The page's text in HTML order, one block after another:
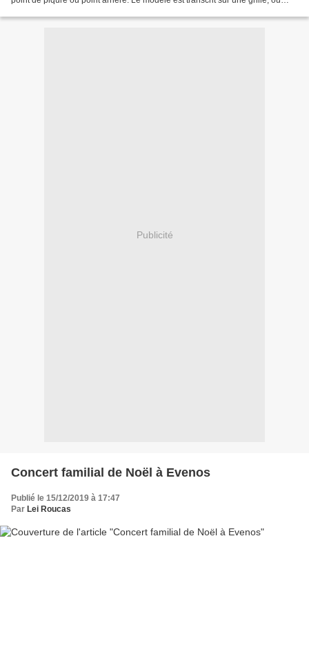
Publicité
Concert familial de Noël à Evenos
Publié le 15/12/2019 à 17:47
Par Lei Roucas